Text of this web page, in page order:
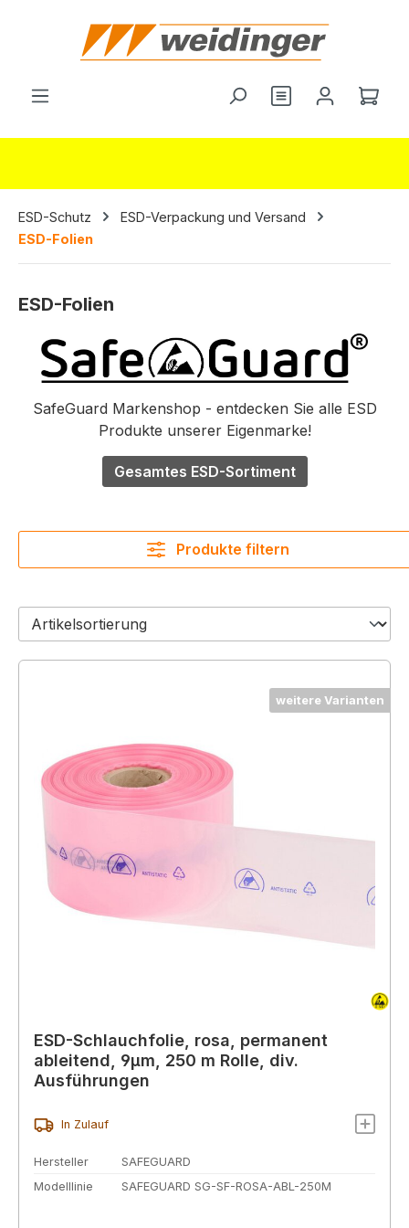
springen
Du hast 0
ESD-Schutz
ESD-Verpackung und Versand
ESD-Folien
ESD-Folien
SafeGuard Markenshop - entdecken Sie alle ESD
Produkte unserer Eigenmarke!
Gesamtes ESD-Sortiment
Produkte filtern
weitere Varianten
ESD-Schlauchfolie, rosa, permanent
ableitend, 9μm, 250 m Rolle, div.
Ausführungen
In Zulauf
Hersteller
SAFEGUARD
Modelllinie
SAFEGUARD SG-SF-ROSA-ABL-250M